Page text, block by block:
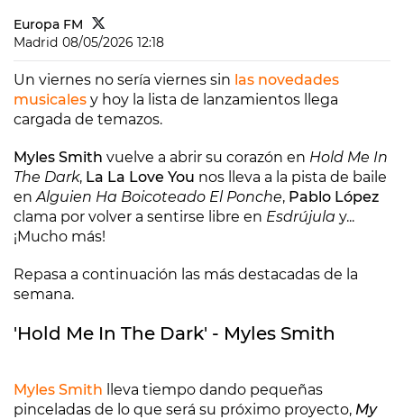
Europa FM
Madrid 08/05/2026 12:18
Un viernes no sería viernes sin las novedades
musicales y hoy la lista de lanzamientos llega
cargada de temazos.
Myles Smith vuelve a abrir su corazón en Hold Me In
The Dark, La La Love You nos lleva a la pista de baile
enAlguien Ha Boicoteado El Ponche, Pablo López
clama por volver a sentirse libre en Esdrújula y...
¡Mucho más!
Repasa a continuación las más destacadas de la
semana.
'Hold Me In The Dark' - Myles Smith
Myles Smith lleva tiempo dando pequeñas
pinceladas de lo que será su próximo proyecto, My